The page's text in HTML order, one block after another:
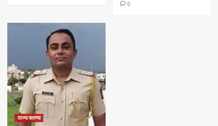
0
ताज्या बातम्या